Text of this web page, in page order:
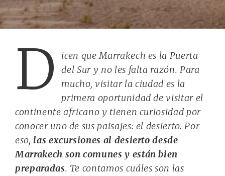
D
icen que Marrakech es la Puerta
del Sur y no les falta razón. Para
mucho, visitar la ciudad es la
primera oportunidad de visitar el
continente africano y tienen curiosidad por
conocer uno de sus paisajes: el desierto. Por
eso,las excursiones al desierto desde
Marrakech son comunes y están bien
preparadas. Te contamos cuáles son las